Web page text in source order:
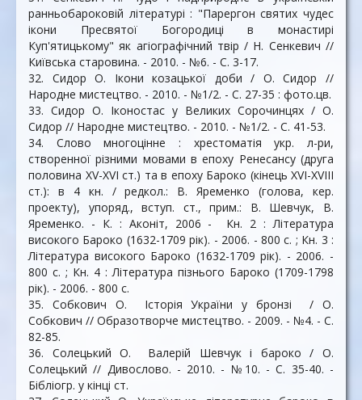
ранньобароковій літературі : "Парергон святих чудес
ікони Пресвятої Богородиці в монастирі
Куп'ятицькому" як агіографічний твір / Н. Сенкевич //
Київська старовина. - 2010. - №6. - С. 3-17.
32. Сидор О. Ікони козацької доби / О. Сидор //
Народне мистецтво. - 2010. - №1/2. - С. 27-35 : фото.цв.
33. Сидор О. Іконостас у Великих Сорочинцях / О.
Сидор // Народне мистецтво. - 2010. - №1/2. - С. 41-53.
34. Слово многоцінне : хрестоматія укр. л-ри,
створенної різними мовами в епоху Ренесансу (друга
половина XV-XVI ст.) та в епоху Бароко (кінець XVI-XVIII
ст.): в 4 кн. / редкол.: В. Яременко (голова, кер.
проекту), упоряд., вступ. ст., прим.: В. Шевчук, В.
Яременко. - К. : Аконіт, 2006 - Кн. 2 : Література
високого Бароко (1632-1709 рік). - 2006. - 800 с. ; Кн. 3 :
Література високого Бароко (1632-1709 рік). - 2006. -
800 с. ; Кн. 4 : Література пізнього Бароко (1709-1798
рік). - 2006. - 800 с.
35. Собкович О. Історія України у бронзі / О.
Собкович // Образотворче мистецтво. - 2009. - №4. - С.
82-85.
36. Солецький О. Валерій Шевчук і бароко / О.
Солецький // Дивослово. - 2010. - №10. - С. 35-40. -
Бібліогр. у кінці ст.